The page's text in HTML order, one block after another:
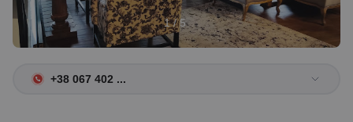
1 / 5
+38 067 402 ...